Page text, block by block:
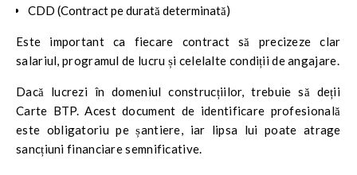
CDD (Contract pe durată determinată)
Este important ca fiecare contract să precizeze clar
salariul, programul de lucru și celelalte condiții de angajare.
Dacă lucrezi în domeniul construcțiilor, trebuie să deții
Carte BTP. Acest document de identificare profesională
este obligatoriu pe șantiere, iar lipsa lui poate atrage
sancțiuni financiare semnificative.